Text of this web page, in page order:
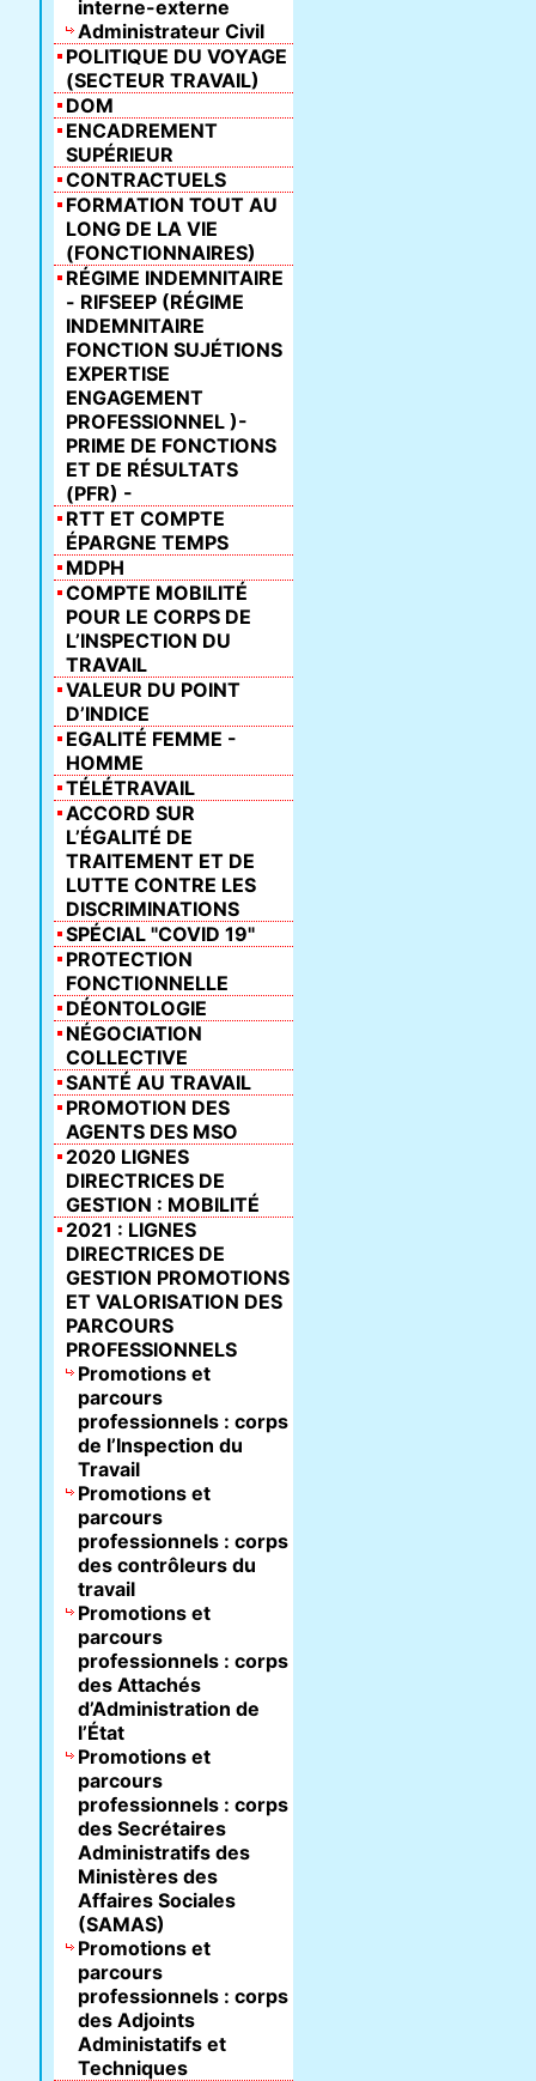
interne-externe
Administrateur Civil
POLITIQUE DU VOYAGE
(SECTEUR TRAVAIL)
DOM
ENCADREMENT
SUPÉRIEUR
CONTRACTUELS
FORMATION TOUT AU
LONG DE LA VIE
(FONCTIONNAIRES)
RÉGIME INDEMNITAIRE
- RIFSEEP (RÉGIME
INDEMNITAIRE
FONCTION SUJÉTIONS
EXPERTISE
ENGAGEMENT
PROFESSIONNEL )-
PRIME DE FONCTIONS
ET DE RÉSULTATS
(PFR) -
RTT ET COMPTE
ÉPARGNE TEMPS
MDPH
COMPTE MOBILITÉ
POUR LE CORPS DE
L’INSPECTION DU
TRAVAIL
VALEUR DU POINT
D’INDICE
EGALITÉ FEMME -
HOMME
TÉLÉTRAVAIL
ACCORD SUR
L’ÉGALITÉ DE
TRAITEMENT ET DE
LUTTE CONTRE LES
DISCRIMINATIONS
SPÉCIAL "COVID 19"
PROTECTION
FONCTIONNELLE
DÉONTOLOGIE
NÉGOCIATION
COLLECTIVE
SANTÉ AU TRAVAIL
PROMOTION DES
AGENTS DES MSO
2020 LIGNES
DIRECTRICES DE
GESTION : MOBILITÉ
2021 : LIGNES
DIRECTRICES DE
GESTION PROMOTIONS
ET VALORISATION DES
PARCOURS
PROFESSIONNELS
Promotions et
parcours
professionnels : corps
de l’Inspection du
Travail
Promotions et
parcours
professionnels : corps
des contrôleurs du
travail
Promotions et
parcours
professionnels : corps
des Attachés
d’Administration de
l’État
Promotions et
parcours
professionnels : corps
des Secrétaires
Administratifs des
Ministères des
Affaires Sociales
(SAMAS)
Promotions et
parcours
professionnels : corps
des Adjoints
Administatifs et
Techniques